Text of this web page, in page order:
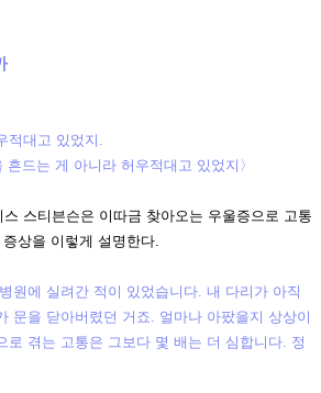
이어리'
기
적대고 있었지.
드는 게 아니라 허우적대고 있었지〉
스티븐슨은 이따금 찾아오는 우울증으로 고통
상을 이렇게 설명한다.
원에 실려간 적이 있었습니다. 내 다리가 아직
문을 닫아버렸던 거죠. 얼마나 아팠을지 상상이
로 겪는 고통은 그보다 몇 배는 더 심합니다. 정